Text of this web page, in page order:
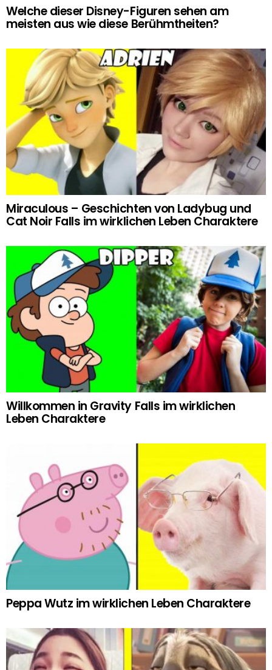
Welche dieser Disney-Figuren sehen am
meisten aus wie diese Berühmtheiten?
Miraculous – Geschichten von Ladybug und
Cat Noir Falls im wirklichen Leben Charaktere
Willkommen in Gravity Falls im wirklichen
Leben Charaktere
Peppa Wutz im wirklichen Leben Charaktere